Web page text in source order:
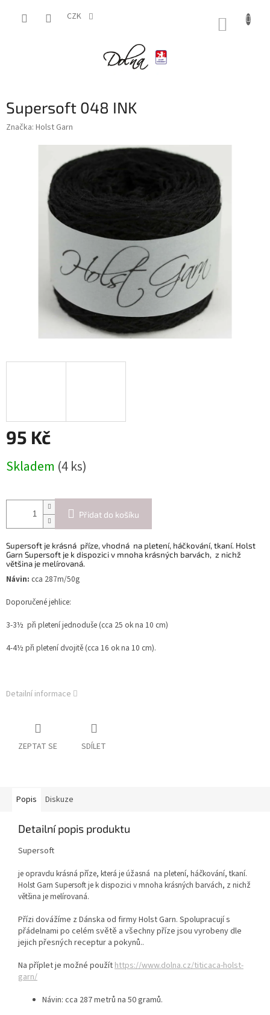
CZK
Supersoft 048 INK
Značka: Holst Garn
95 Kč
cena:
Skladem (4 ks)
Přidat do košíku
Supersoft je krásná příze, vhodná na pletení, háčkování, tkaní. Holst
Garn Supersoft je k dispozici v mnoha krásných barvách, z nichž
většina je melírovaná.
Návin: cca 287m/50g
Doporučené jehlice:
3-3½ při pletení jednoduše (cca 25 ok na 10 cm)
4-4½ při pletení dvojitě (cca 16 ok na 10 cm).
Detailní informace
ZEPTAT SE SDÍLET
Popis Diskuze
Detailní popis produktu
Supersoft
je opravdu krásná příze, která je úžasná na pletení, háčkování, tkaní.
Holst Garn Supersoft je k dispozici v mnoha krásných barvách, z nichž
většina je melírovaná.
Přízi dovážíme z Dánska od firmy Holst Garn. Spolupracují s
přádelnami po celém světě a všechny příze jsou vyrobeny dle
jejich přesných receptur a pokynů..
Na příplet je možné použíthttps://www.dolna.cz/titicaca-holst-
garn/
Návin: cca 287 metrů na 50 gramů.